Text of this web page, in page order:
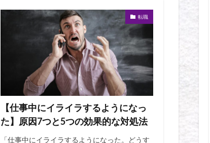
転職
【仕事中にイライラするようになっ
た】原因7つと5つの効果的な対処法
「仕事中にイライラするようになった。どうす